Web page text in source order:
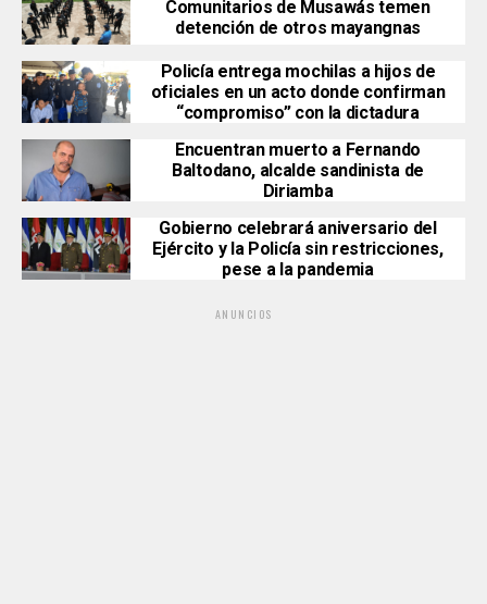
Comunitarios de Musawás temen
detención de otros mayangnas
Policía entrega mochilas a hijos de
oficiales en un acto donde confirman
“compromiso” con la dictadura
Encuentran muerto a Fernando
Baltodano, alcalde sandinista de
Diriamba
Gobierno celebrará aniversario del
Ejército y la Policía sin restricciones,
pese a la pandemia
ANUNCIOS